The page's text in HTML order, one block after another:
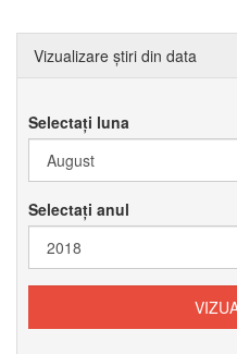
Vizualizare știri din data
Selectați luna
Selectați anul